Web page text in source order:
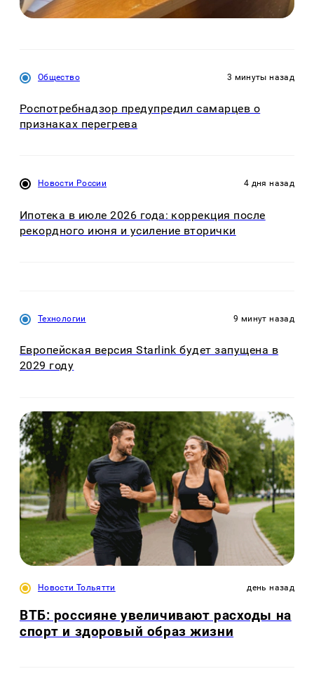
Общество 3 минуты назад
Роспотребнадзор предупредил самарцев о
признаках перегрева
Новости России 4 дня назад
Ипотека в июле 2026 года: коррекция после
рекордного июня и усиление вторички
Технологии 9 минут назад
Европейская версия Starlink будет запущена в
2029 году
Новости Тольятти день назад
ВТБ: россияне увеличивают расходы на
спорт и здоровый образ жизни